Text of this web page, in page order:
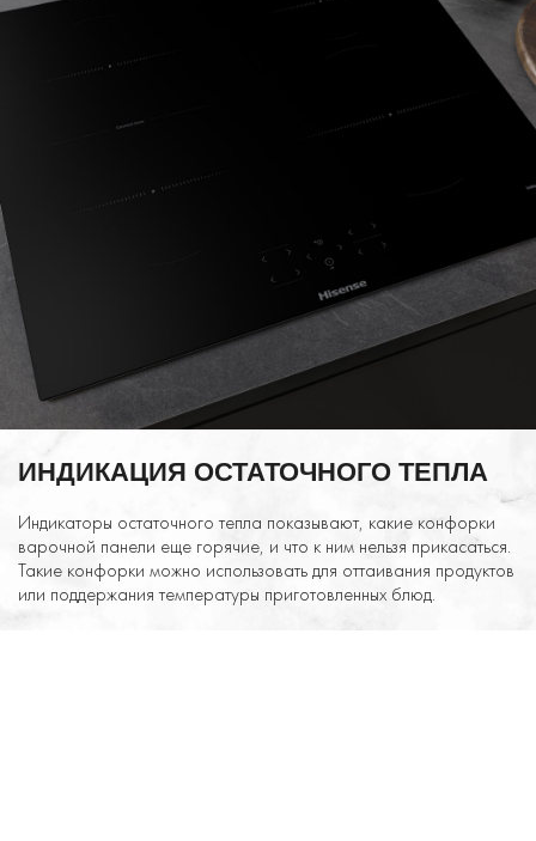
ИНДИКАЦИЯ ОСТАТОЧНОГО ТЕПЛА
Индикаторы остаточного тепла показывают, какие конфорки
варочной панели еще горячие, и что к ним нельзя прикасаться.
Такие конфорки можно использовать для оттаивания продуктов
или поддержания температуры приготовленных блюд.